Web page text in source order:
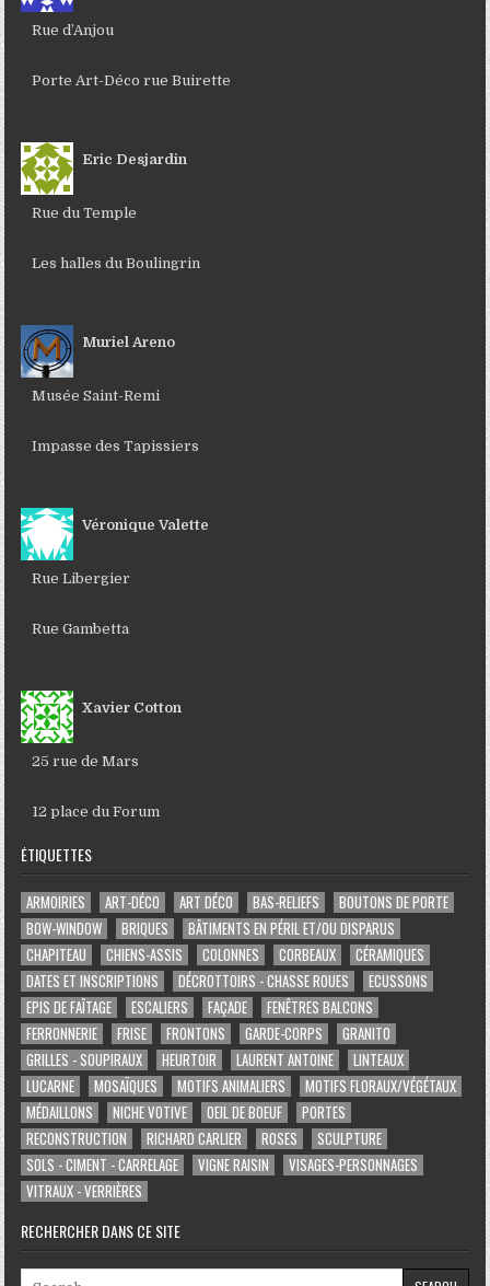
Rue d’Anjou
Porte Art-Déco rue Buirette
Eric Desjardin
Rue du Temple
Les halles du Boulingrin
Muriel Areno
Musée Saint-Remi
Impasse des Tapissiers
Véronique Valette
Rue Libergier
Rue Gambetta
Xavier Cotton
25 rue de Mars
12 place du Forum
ÉTIQUETTES
ARMOIRIES ART-DÉCO ART DÉCO BAS-RELIEFS
BOUTONS DE PORTE
BOW-WINDOW
BRIQUES
BÂTIMENTS EN PÉRIL ET/OU DISPARUS
CHAPITEAU
CHIENS-ASSIS COLONNES CORBEAUX
CÉRAMIQUES
DATES ET INSCRIPTIONS
DÉCROTTOIRS - CHASSE ROUES
ECUSSONS
EPIS DE FAÎTAGE
ESCALIERS FAÇADE
FENÊTRES BALCONS
FERRONNERIE
FRISE FRONTONS GARDE-CORPS
GRANITO
GRILLES - SOUPIRAUX
HEURTOIR LAURENT ANTOINE
LINTEAUX
LUCARNE
MOSAÏQUES MOTIFS ANIMALIERS
MOTIFS FLORAUX/VÉGÉTAUX
MÉDAILLONS
NICHE VOTIVE OEIL DE BOEUF
PORTES
RECONSTRUCTION
RICHARD CARLIER ROSES
SCULPTURE
SOLS - CIMENT - CARRELAGE
VIGNE RAISIN
VISAGES-PERSONNAGES
VITRAUX - VERRIÈRES
RECHERCHER DANS CE SITE